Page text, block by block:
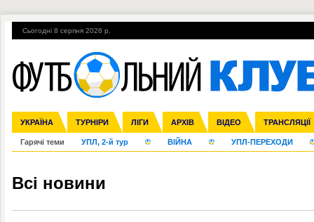
Сьогодні 8 серпня 2026 р.
УКРАЇНА ТУРНІРИ ЛІГИ АРХІВ ВІДЕО ТРАНСЛЯЦІЇ
Збірна Прем'єр-ліга Перша ліга Друга ліга Кубок України
Ліга чемпіонів Ліга Європи Міжнародні Ліга націй Ліга
Англія Іспанія Італія Німеччина Франція Інші
ЧС-2014 ЄВРО-2016 Росія Кубок конфедерацій ЧЄ-2015 (U-
Гарячі теми УПЛ, 2-й тур ВІЙНА УПЛ-ПЕРЕХОДИ
Всі новини